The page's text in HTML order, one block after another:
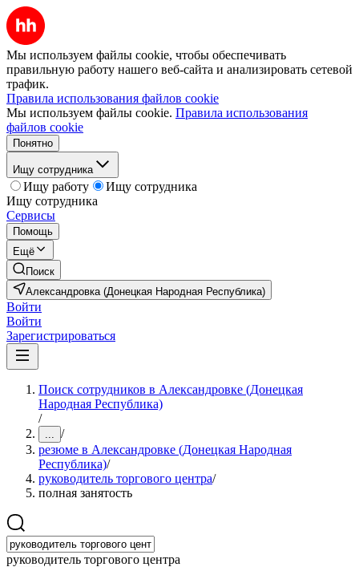
Мы используем файлы cookie, чтобы обеспечивать
правильную работу нашего веб-сайта и анализировать сетевой
трафик.
Правила использования файлов cookie
Мы используем файлы cookie. Правила использования
файлов cookie
Понятно
Ищу сотрудника
Ищу работу
Ищу сотрудника
Ищу сотрудника
Сервисы
Помощь
Ещё
Поиск
Александровка (Донецкая Народная Республика)
Войти
Войти
Зарегистрироваться
Поиск сотрудников в Александровке (Донецкая
Народная Республика)
/
... /
резюме в Александровке (Донецкая Народная
Республика)/
руководитель торгового центра/
полная занятость
руководитель торгового центра